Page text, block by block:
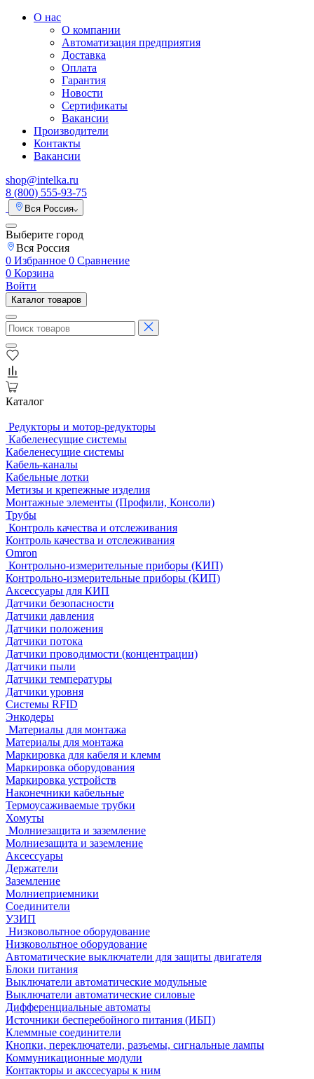
О нас
О компании
Автоматизация предприятия
Доставка
Оплата
Гарантия
Новости
Сертификаты
Вакансии
Производители
Контакты
Вакансии
shop@intelka.ru
8 (800) 555-93-75
Вся Россия
Выберите город
Вся Россия
0 Избранное 0 Сравнение
0 Корзина
Войти
Каталог товаров
Каталог
Редукторы и мотор-редукторы
Кабеленесущие системы
Кабеленесущие системы
Кабель-каналы
Кабельные лотки
Метизы и крепежные изделия
Монтажные элементы (Профили, Консоли)
Трубы
Контроль качества и отслеживания
Контроль качества и отслеживания
Omron
Контрольно-измерительные приборы (КИП)
Контрольно-измерительные приборы (КИП)
Аксессуары для КИП
Датчики безопасности
Датчики давления
Датчики положения
Датчики потока
Датчики проводимости (концентрации)
Датчики пыли
Датчики температуры
Датчики уровня
Системы RFID
Энкодеры
Материалы для монтажа
Материалы для монтажа
Маркировка для кабеля и клемм
Маркировка оборудования
Маркировка устройств
Наконечники кабельные
Термоусаживаемые трубки
Хомуты
Молниезащита и заземление
Молниезащита и заземление
Аксессуары
Держатели
Заземление
Молниеприемники
Соединители
УЗИП
Низковольтное оборудование
Низковольтное оборудование
Автоматические выключатели для защиты двигателя
Блоки питания
Выключатели автоматические модульные
Выключатели автоматические силовые
Дифференциальные автоматы
Источники бесперебойного питания (ИБП)
Клеммные соединители
Кнопки, переключатели, разъемы, сигнальные лампы
Коммуникационные модули
Контакторы и акссесуары к ним